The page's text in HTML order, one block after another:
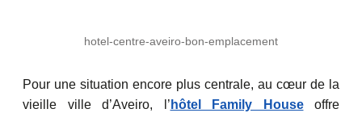
hotel-centre-aveiro-bon-emplacement
Pour une situation encore plus centrale, au cœur de la
vieille ville d’Aveiro, l’ hôtel Family Houseoffre